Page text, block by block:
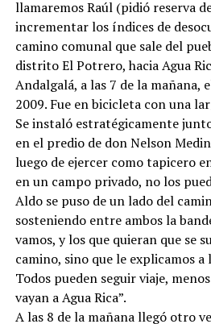
llamaremos Raúl (pidió reserva
incrementar los índices de
camino comunal que sale del
distrito El Potrero, hacia Agua
Andalgalá, a las 7 de la mañana,
2009. Fue en bicicleta con una
Se instaló estratégicamente
en el predio de don Nelson
luego de ejercer como tapicero
en un campo privado, no los
Aldo se puso de un lado del
sosteniendo entre ambos la
vamos, y los que quieran que se
camino, sino que le explicamos a
Todos pueden seguir viaje,
vayan a Agua Rica”.
A las 8 de la mañana llegó otro